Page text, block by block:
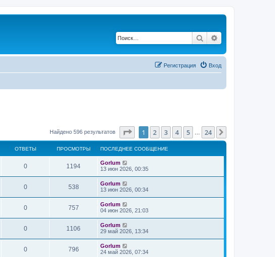
Поиск
Вход
Регистрация
Найдено 596 результатов Страница1 из 24
1 2 3 4 5 24
ОТВЕТЫ ПРОСМОТРЫ ПОСЛЕДНЕЕ СООБЩЕНИЕ
0 1194
Gorlum
13 июн 2026, 00:35
0 538
Gorlum
13 июн 2026, 00:34
0 757
Gorlum
04 июн 2026, 21:03
0 1106
Gorlum
29 май 2026, 13:34
0 796
Gorlum
24 май 2026, 07:34